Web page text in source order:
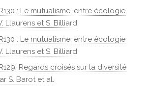
R130 : Le mutualisme, entre écologie
Llaurens et S. Billiard
: Le mutualisme, entre écologie
Llaurens et S. Billiard
R129: Regards croisés sur la diversité
S. Barot et al.